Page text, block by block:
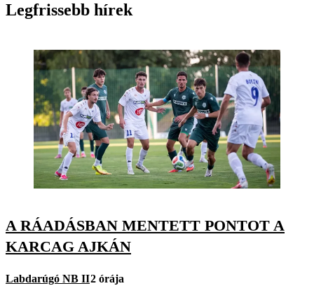
Legfrissebb hírek
A RÁADÁSBAN MENTETT PONTOT A
KARCAG AJKÁN
Labdarúgó NB II2 órája